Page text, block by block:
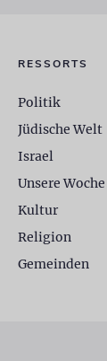
RESSORTS
Politik
Jüdische Welt
Israel
Unsere Woche
Kultur
Religion
Gemeinden